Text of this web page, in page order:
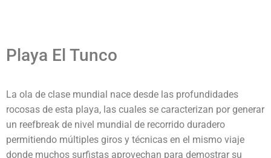
Playa El Tunco
La ola de clase mundial nace desde las profundidades
rocosas de esta playa, las cuales se caracterizan por generar
un reefbreak de nivel mundial de recorrido duradero
permitiendo múltiples giros y técnicas en el mismo viaje
donde muchos surfistas aprovechan para demostrar su